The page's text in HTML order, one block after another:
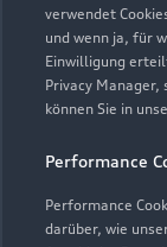
verwendet
und wenn ja, für
Einwilligung
Privacy
können Sie in
Performance
Performance
darüber, wie